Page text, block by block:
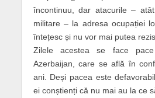
încontinuu, dar atacurile –
militare – la adresa ocupației
întețesc și nu vor mai putea
Zilele acestea se face
Azerbaijan, care se află în
ani. Deși pacea este
ei conștienți că nu mai au la ce